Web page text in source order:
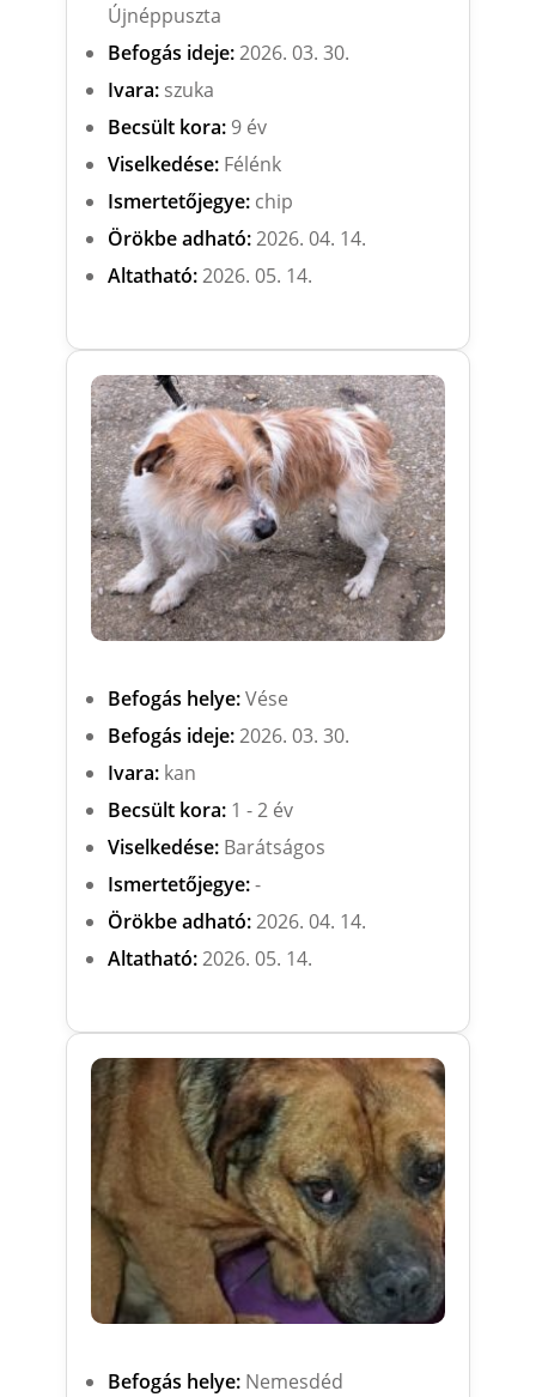
Újnéppuszta
Befogás ideje:2026. 03. 30.
Ivara:szuka
Becsült kora:9 év
Viselkedése:Félénk
Ismertetőjegye:chip
Örökbe adható:2026. 04. 14.
Altatható:2026. 05. 14.
Befogás helye:Vése
Befogás ideje:2026. 03. 30.
Ivara:kan
Becsült kora:1 - 2 év
Viselkedése:Barátságos
Ismertetőjegye:-
Örökbe adható:2026. 04. 14.
Altatható:2026. 05. 14.
Befogás helye:Nemesdéd